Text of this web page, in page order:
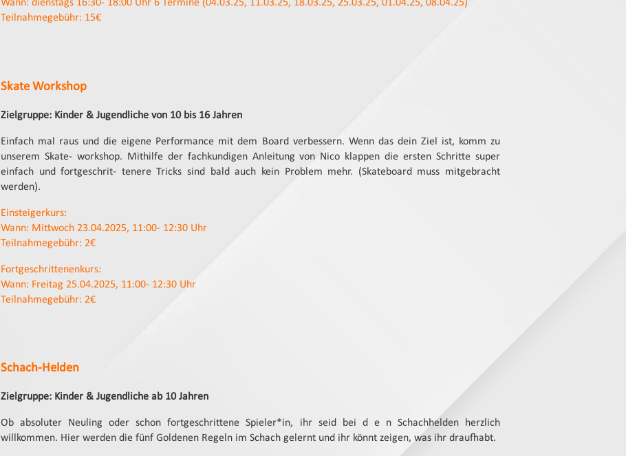
Wann: dienstags 16:30- 18:00 Uhr 6 Termine (04.03.25, 11.03.25, 18.03.25, 25.03.25, 01.04.25, 08.04.25)
Teilnahmegebühr: 15€
Skate Workshop
Zielgruppe: Kinder & Jugendliche von 10 bis 16 Jahren
Einfach mal raus und die eigene Performance mit dem Board verbessern. Wenn das dein Ziel ist, komm zu
unserem Skate- workshop. Mithilfe der fachkundigen Anleitung von Nico klappen die ersten Schritte super
einfach und fortgeschrit- tenere Tricks sind bald auch kein Problem mehr. (Skateboard muss mitgebracht
werden).
Einsteigerkurs:
Wann: Mittwoch 23.04.2025, 11:00- 12:30 Uhr
Teilnahmegebühr: 2€
Fortgeschrittenenkurs:
Wann: Freitag 25.04.2025, 11:00- 12:30 Uhr
Teilnahmegebühr: 2€
Schach-Helden
Zielgruppe: Kinder & Jugendliche ab 10 Jahren
Ob absoluter Neuling oder schon fortgeschrittene Spieler*in, ihr seid bei d e n Schachhelden herzlich
willkommen. Hier werden die fünf Goldenen Regeln im Schach gelernt und ihr könnt zeigen, was ihr draufhabt.